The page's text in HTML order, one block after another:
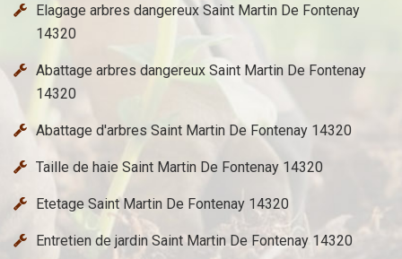
Elagage arbres dangereux Saint Martin De Fontenay
14320
Abattage arbres dangereux Saint Martin De Fontenay
14320
Abattage d'arbres Saint Martin De Fontenay 14320
Taille de haie Saint Martin De Fontenay 14320
Etetage Saint Martin De Fontenay 14320
Entretien de jardin Saint Martin De Fontenay 14320